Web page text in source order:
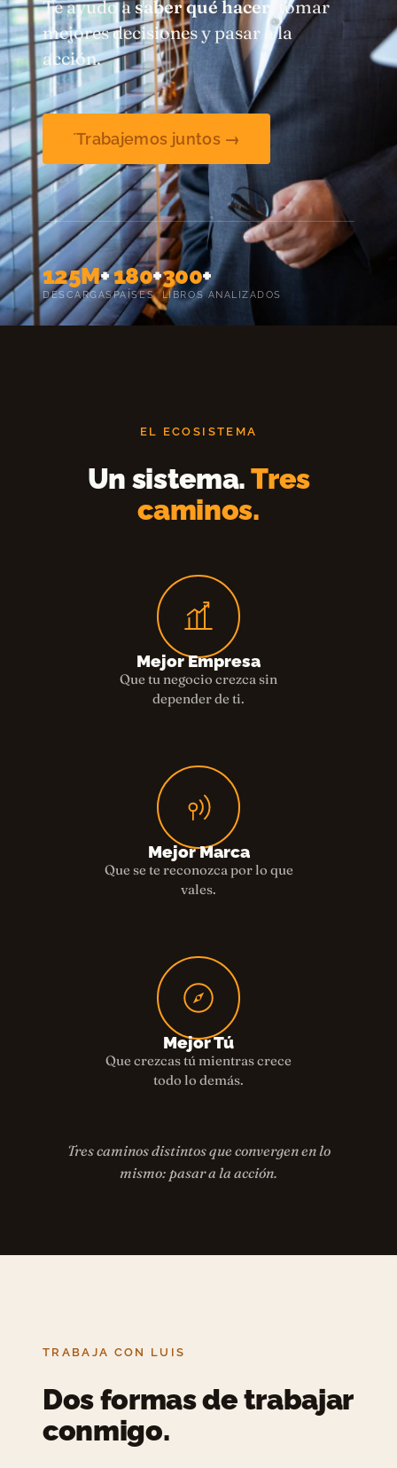
Te ayudo asaber qué hacer , tomar
mejores decisiones y pasar a la
acción.
´Trabajemos juntos →
125M+
DESCARGAS
180+
PAÍSES
300+
LIBROS ANALIZADOS
EL ECOSISTEMA
Un sistema.Tres
caminos.
Mejor Empresa
Que tu negocio crezca sin
depender de ti.
Mejor Marca
Que se te reconozca por lo que
vales.
Mejor Tú
Que crezcas tú mientras crece
todo lo demás.
Tres caminos distintos que convergen en lo
mismo: pasar a la acción.
TRABAJA CON LUIS
Dos formas de trabajar
conmigo.